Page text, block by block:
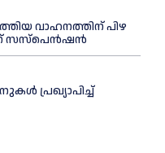
വാഹനത്തിന് പിഴ
സസ്പെൻഷൻ
പ്രഖ്യാപിച്ച്‌